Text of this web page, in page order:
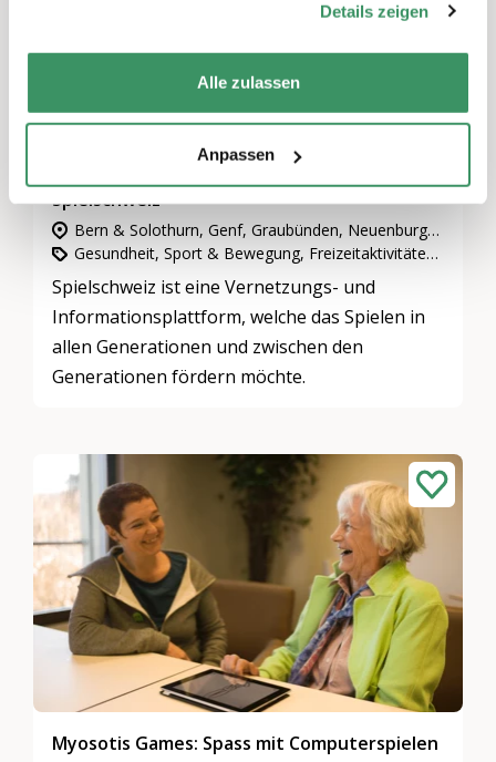
Details zeigen
Alle zulassen
Anpassen
Spielschweiz
Bern & Solothurn, Genf, Graubünden, Neuenburg & Jura, Nordwestschweiz, Ostschweiz, Wallis, Waadt & Freiburg, Zentralschweiz, Zürich
Gesundheit, Sport & Bewegung, Freizeitaktivitäten & Spiele
Spielschweiz ist eine Vernetzungs- und
Informationsplattform, welche das Spielen in
allen Generationen und zwischen den
Generationen fördern möchte.
Myosotis Games: Spass mit Computerspielen